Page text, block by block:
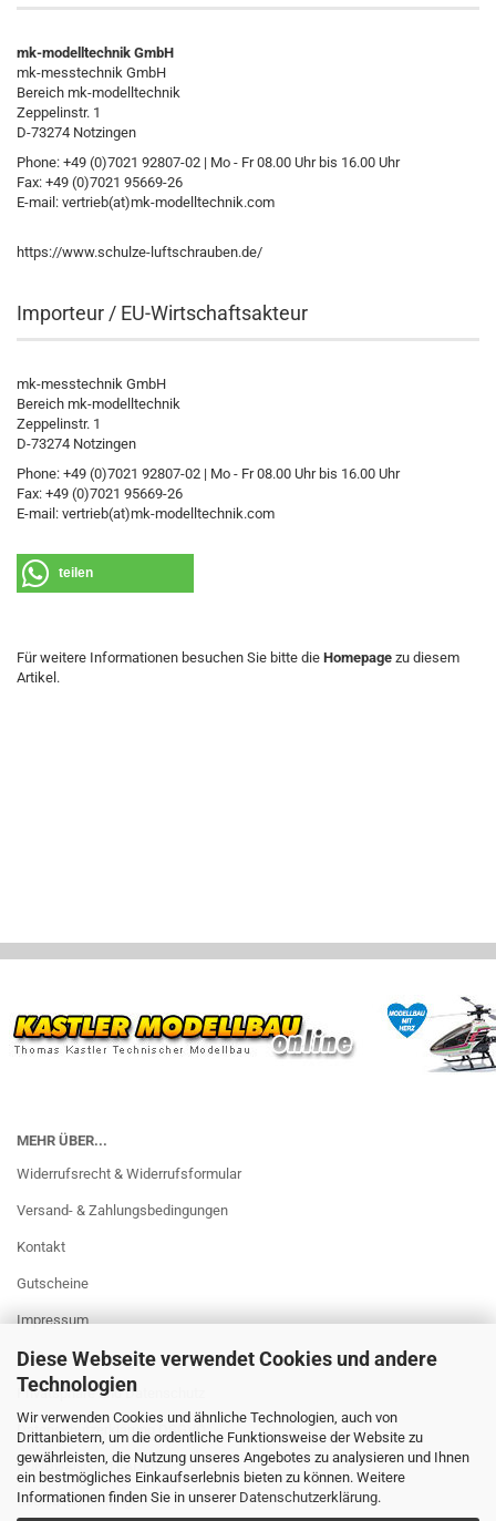
Diese Webseite verwendet Cookies und andere
Technologien
Wir verwenden Cookies und ähnliche Technologien, auch von
Drittanbietern, um die ordentliche Funktionsweise der Website zu
gewährleisten, die Nutzung unseres Angebotes zu analysieren und Ihnen
ein bestmögliches Einkaufserlebnis bieten zu können. Weitere
Informationen finden Sie in unserer Datenschutzerklärung.
mk-modelltechnik GmbH
mk-messtechnik GmbH
Bereich mk-modelltechnik
Zeppelinstr. 1
D-73274 Notzingen
Phone: +49 (0)7021 92807-02 | Mo - Fr 08.00 Uhr bis 16.00 Uhr
Fax: +49 (0)7021 95669-26
E-mail: vertrieb(at)mk-modelltechnik.com
https://www.schulze-luftschrauben.de/
Importeur / EU-Wirtschaftsakteur
mk-messtechnik GmbH
Bereich mk-modelltechnik
Zeppelinstr. 1
D-73274 Notzingen
Phone: +49 (0)7021 92807-02 | Mo - Fr 08.00 Uhr bis 16.00 Uhr
Fax: +49 (0)7021 95669-26
E-mail: vertrieb(at)mk-modelltechnik.com
teilen
Für weitere Informationen besuchen Sie bitte die Homepage zu diesem
Artikel.
MEHR ÜBER...
Widerrufsrecht & Widerrufsformular
Versand- & Zahlungsbedingungen
Kontakt
Gutscheine
Impressum
AGB
Privatsphäre und Datenschutz
Datenschutzerklärung DSGVO
RUNDGANG IM LADEN
Cookie Einstellungen